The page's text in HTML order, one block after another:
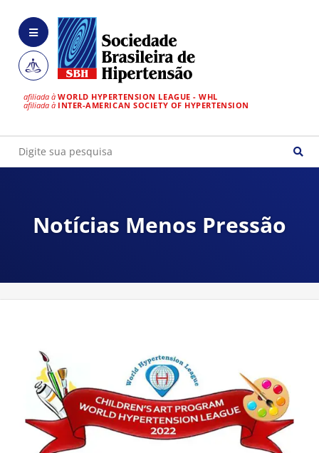
afiliada à WORLD HYPERTENSION LEAGUE - WHL
afiliada à INTER-AMERICAN SOCIETY OF HYPERTENSION
Notícias Menos Pressão